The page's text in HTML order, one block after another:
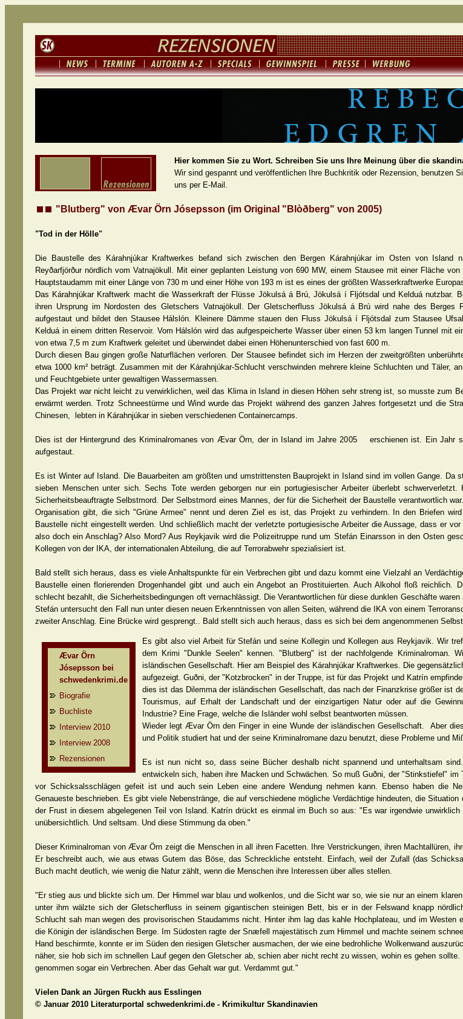
Hier kommen Sie zu Wort. Schreiben Sie uns Ihre Meinung über die
Wir sind gespannt und veröffentlichen Ihre Buchkritik oder Rezension, benutzen
uns per E-Mail.
"Blutberg" von Ævar Örn Jósepsson (im Original "Blòðberg" von 2005)
"Tod in der Hölle"
Die Baustelle des Kárahnjúkar Kraftwerkes befand sich zwischen den Bergen Kárahnjúkar im Osten von Island
Reyðarfjörður nördlich vom Vatnajökull. Mit einer geplanten Leistung von 690 MW, einem Stausee mit einer Fläche von
Hauptstaudamm mit einer Länge von 730 m und einer Höhe von 193 m ist es eines der größten Wasserkraftwerke
Das Kárahnjúkar Kraftwerk macht die Wasserkraft der Flüsse Jökulsá á Brú, Jökulsá í Fljótsdal und Kelduá nutzbar.
ihren Ursprung im Nordosten des Gletschers Vatnajökull. Der Gletscherfluss Jökulsá á Brú wird nahe des Berges
aufgestaut und bildet den Stausee Hálslón. Kleinere Dämme stauen den Fluss Jökulsá í Fljótsdal zum Stausee
Kelduá in einem dritten Reservoir. Vom Hálslón wird das aufgespeicherte Wasser über einen 53 km langen Tunnel mit
von etwa 7,5 m zum Kraftwerk geleitet und überwindet dabei einen Höhenunterschied von fast 600 m.
Durch diesen Bau gingen große Naturflächen verloren. Der Stausee befindet sich im Herzen der zweitgrößten
etwa 1000 km² beträgt. Zusammen mit der Kárahnjúkar-Schlucht verschwinden mehrere kleine Schluchten und Täler,
und Feuchtgebiete unter gewaltigen Wassermassen.
Das Projekt war nicht leicht zu verwirklichen, weil das Klima in Island in diesen Höhen sehr streng ist, so musste zum
erwärmt werden. Trotz Schneestürme und Wind wurde das Projekt während des ganzen Jahres fortgesetzt und die
Chinesen, lebten in Kárahnjúkar in sieben verschiedenen Containercamps.
Dies ist der Hintergrund des Kriminalromanes von Ævar Örn, der in Island im Jahre 2005 erschienen ist. Ein Jahr
aufgestaut.
Es ist Winter auf Island. Die Bauarbeiten am größten und umstrittensten Bauprojekt in Island sind im vollen Gange. Da
sieben Menschen unter sich. Sechs Tote werden geborgen nur ein portugiesischer Arbeiter überlebt
Sicherheitsbeauftragte Selbstmord. Der Selbstmord eines Mannes, der für die Sicherheit der Baustelle verantwortlich
Organisation gibt, die sich "Grüne Armee" nennt und deren Ziel es ist, das Projekt zu verhindern. In den Briefen
Baustelle nicht eingestellt werden. Und schließlich macht der verletzte portugiesische Arbeiter die Aussage, dass er
also doch ein Anschlag? Also Mord? Aus Reykjavik wird die Polizeitruppe rund um Stefán Einarsson in den Osten
Kollegen von der IKA, der internationalen Abteilung, die auf Terrorabwehr spezialisiert ist.
Bald stellt sich heraus, dass es viele Anhaltspunkte für ein Verbrechen gibt und dazu kommt eine Vielzahl an
Baustelle einen florierenden Drogenhandel gibt und auch ein Angebot an Prostituierten. Auch Alkohol floß reichlich.
schlecht bezahlt, die Sicherheitsbedingungen oft vernachlässigt. Die Verantwortlichen für diese dunklen Geschäfte
Stefán untersucht den Fall nun unter diesen neuen Erkenntnissen von allen Seiten, während die IKA von einem
zweiter Anschlag. Eine Brücke wird gesprengt.. Bald stellt sich auch heraus, dass es sich bei dem angenommenen
Ævar Örn
Jósepsson bei
schwedenkrimi.de
Biografie
Buchliste
Interview 2010
Interview 2008
Rezensionen
Es gibt also viel Arbeit für Stefán und seine Kollegin und Kollegen aus Reykjavik. Wir
dem Krimi "Dunkle Seelen" kennen. "Blutberg" ist der nachfolgende Kriminalroman.
isländischen Gesellschaft. Hier am Beispiel des Kárahnjúkar Kraftwerkes. Die
aufgezeigt. Guðni, der "Kotzbrocken" in der Truppe, ist für das Projekt und Katrín
dies ist das Dilemma der isländischen Gesellschaft, das nach der Finanzkrise größer ist
Tourismus, auf Erhalt der Landschaft und der einzigartigen Natur oder auf die
Industrie? Eine Frage, welche die Isländer wohl selbst beantworten müssen.
Wieder legt Ævar Örn den Finger in eine Wunde der isländischen Gesellschaft. Aber
und Politik studiert hat und der seine Kriminalromane dazu benutzt, diese Probleme und
Es ist nun nicht so, dass seine Bücher deshalb nicht spannend und unterhaltsam
entwickeln sich, haben ihre Macken und Schwächen. So muß Guðni, der "Stinkstiefel"
vor Schicksalsschlägen gefeit ist und auch sein Leben eine andere Wendung nehmen kann. Ebenso haben die
Genaueste beschrieben. Es gibt viele Nebenstränge, die auf verschiedene mögliche Verdächtige hindeuten, die Situation
der Frust in diesem abgelegenen Teil von Island. Katrín drückt es einmal im Buch so aus: "Es war irgendwie
unübersichtlich. Und seltsam. Und diese Stimmung da oben."
Dieser Kriminalroman von Ævar Örn zeigt die Menschen in all ihren Facetten. Ihre Verstrickungen, ihren Machtallüren,
Er beschreibt auch, wie aus etwas Gutem das Böse, das Schreckliche entsteht. Einfach, weil der Zufall (das
Buch macht deutlich, wie wenig die Natur zählt, wenn die Menschen ihre Interessen über alles stellen.
"Er stieg aus und blickte sich um. Der Himmel war blau und wolkenlos, und die Sicht war so, wie sie nur an einem
unter ihm wälzte sich der Gletscherfluss in seinem gigantischen steinigen Bett, bis er in der Felswand knapp
Schlucht sah man wegen des provisorischen Staudamms nicht. Hinter ihm lag das kahle Hochplateau, und im Westen
die Königin der isländischen Berge. Im Südosten ragte der Snæfell majestätisch zum Himmel und machte seinem
Hand beschirmte, konnte er im Süden den riesigen Gletscher ausmachen, der wie eine bedrohliche Wolkenwand
näher, sie hob sich im schnellen Lauf gegen den Gletscher ab, schien aber nicht recht zu wissen, wohin es gehen
genommen sogar ein Verbrechen. Aber das Gehalt war gut. Verdammt gut."
Vielen Dank an Jürgen Ruckh aus Esslingen
© Januar 2010 Literaturportal schwedenkrimi.de - Krimikultur Skandinavien